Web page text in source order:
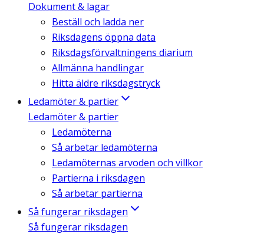
Dokument & lagar
Beställ och ladda ner
Riksdagens öppna data
Riksdagsförvaltningens diarium
Allmänna handlingar
Hitta äldre riksdagstryck
Ledamöter & partier
Ledamöter & partier
Ledamöterna
Så arbetar ledamöterna
Ledamöternas arvoden och villkor
Partierna i riksdagen
Så arbetar partierna
Så fungerar riksdagen
Så fungerar riksdagen